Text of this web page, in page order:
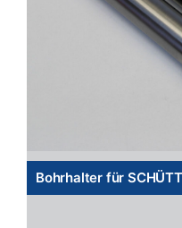
Bohrhalter für